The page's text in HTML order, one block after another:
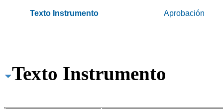
Texto Instrumento Aprobación
Texto Instrumento